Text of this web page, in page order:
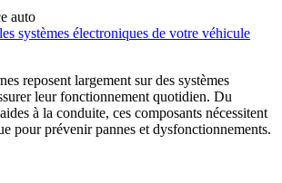
auto
systèmes électroniques de votre véhicule
reposent largement sur des systèmes
leur fonctionnement quotidien. Du
à la conduite, ces composants nécessitent
pour prévenir pannes et dysfonctionnements.